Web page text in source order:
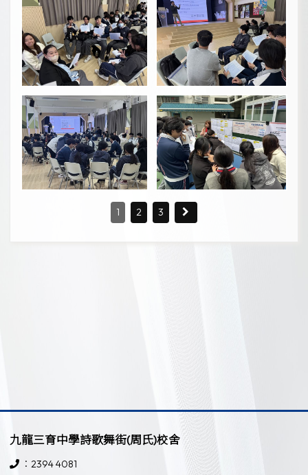
1 2 3
九龍三育中學詩歌舞街(周氏)校舍
：2394 4081